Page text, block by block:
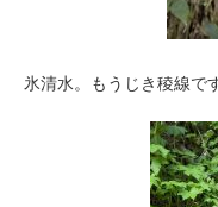
氷清水。もうじき稜線で